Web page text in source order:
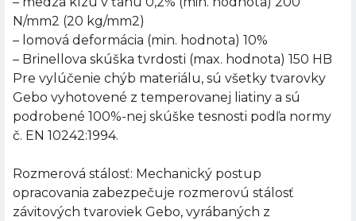
N/mm2 (20 kg/mm2)
– lomová deformácia (min. hodnota) 10%
– Brinellova skúška tvrdosti (max. hodnota) 150 HB
Pre vylúčenie chýb materiálu, sú všetky tvarovky
Gebo vyhotovené z temperovanej liatiny a sú
podrobené 100%-nej skúške tesnosti podľa normy
č. EN 10242:1994.
Rozmerová stálosť: Mechanický postup
opracovania zabezpečuje rozmerovú stálosť
závitových tvaroviek Gebo, vyrábaných z